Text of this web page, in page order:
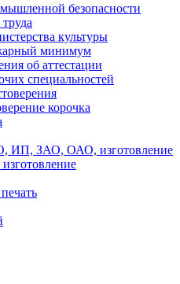
безопасности
культуры
минимум
об аттестации
специальностей
корочка
ИП, ЗАО, ОАО, изготовление